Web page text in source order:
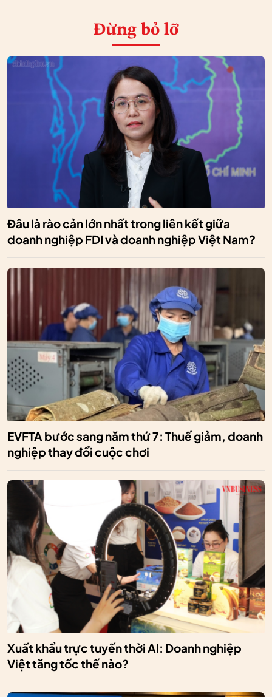
Đừng bỏ lỡ
Đâu là rào cản lớn nhất trong liên kết giữa
doanh nghiệp FDI và doanh nghiệp Việt Nam?
EVFTA bước sang năm thứ 7: Thuế giảm, doanh
nghiệp thay đổi cuộc chơi
Xuất khẩu trực tuyến thời AI: Doanh nghiệp
Việt tăng tốc thế nào?